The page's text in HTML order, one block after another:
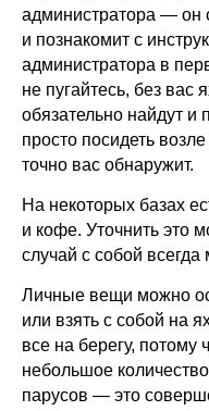
администратора — он
и познакомит с
администратора в
не пугайтесь, без вас
обязательно найдут
просто посидеть
точно вас обнаружит.
На некоторых базах
и кофе. Уточнить это
случай с собой
Личные вещи можно
или взять с собой на
все на берегу, потому
небольшое
парусов — это